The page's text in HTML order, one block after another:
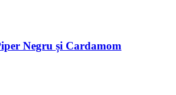
Negru și Cardamom